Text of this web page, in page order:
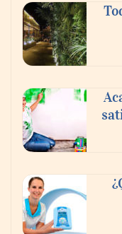
transición a la
InfoBlock